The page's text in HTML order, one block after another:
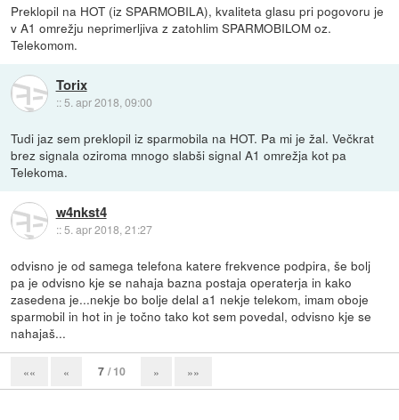
Preklopil na HOT (iz SPARMOBILA), kvaliteta glasu pri pogovoru je
v A1 omrežju neprimerljiva z zatohlim SPARMOBILOM oz.
Telekomom.
Torix
:: 5. apr 2018, 09:00
Tudi jaz sem preklopil iz sparmobila na HOT. Pa mi je žal. Večkrat
brez signala oziroma mnogo slabši signal A1 omrežja kot pa
Telekoma.
w4nkst4
::5. apr 2018, 21:27
odvisno je od samega telefona katere frekvence podpira, še bolj
pa je odvisno kje se nahaja bazna postaja operaterja in kako
zasedena je...nekje bo bolje delal a1 nekje telekom, imam oboje
sparmobil in hot in je točno tako kot sem povedal, odvisno kje se
nahajaš...
«« « 7 / 10 » »»